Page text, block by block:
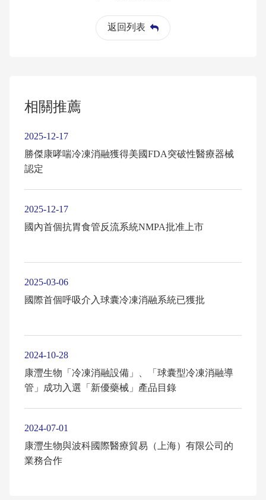
返回列表
相關推薦
2025-12-17
勝傑康哮喘冷凍消融獲得美國FDA突破性醫療器械
認定
2025-12-17
國內首個抗胃食管反流系統NMPA批准上市
2025-03-06
國際首個呼吸介入球囊冷凍消融系統已獲批
2024-10-28
康灃生物「冷凍消融設備」、「球囊型冷凍消融導
管」成功入選「新優藥械」產品目錄
2024-07-01
康灃生物與波科國際醫療貿易（上海）有限公司的
業務合作